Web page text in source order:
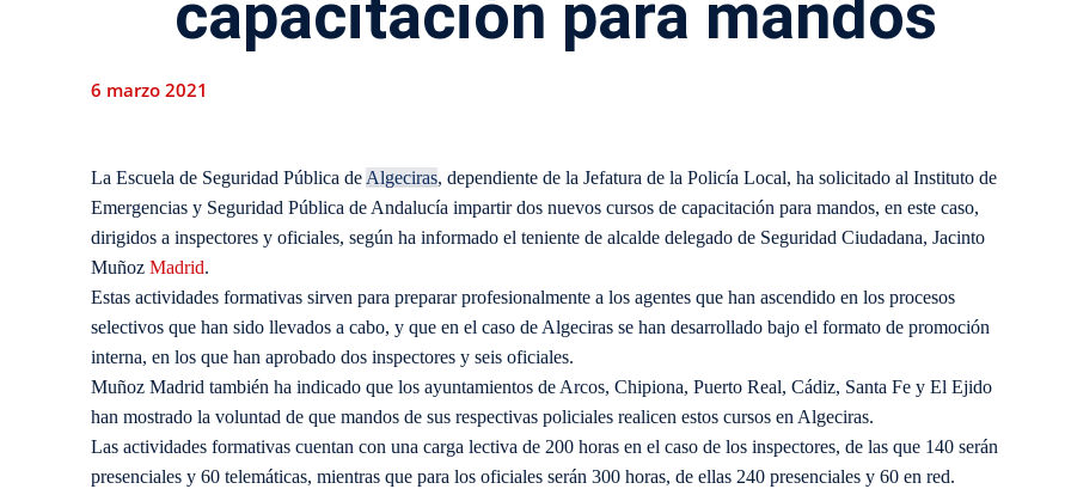
capacitación para mandos
6 marzo 2021
La Escuela de Seguridad Pública de Algeciras, dependiente de la Jefatura de la Policía Local, ha solicitado al Instituto de
Emergencias y Seguridad Pública de Andalucía impartir dos nuevos cursos de capacitación para mandos, en este caso,
dirigidos a inspectores y oficiales, según ha informado el teniente de alcalde delegado de Seguridad Ciudadana, Jacinto
Muñoz Madrid.
Estas actividades formativas sirven para preparar profesionalmente a los agentes que han ascendido en los procesos
selectivos que han sido llevados a cabo, y que en el caso de Algeciras se han desarrollado bajo el formato de promoción
interna, en los que han aprobado dos inspectores y seis oficiales.
Muñoz Madrid también ha indicado que los ayuntamientos de Arcos, Chipiona, Puerto Real, Cádiz, Santa Fe y El Ejido
han mostrado la voluntad de que mandos de sus respectivas policiales realicen estos cursos en Algeciras.
Las actividades formativas cuentan con una carga lectiva de 200 horas en el caso de los inspectores, de las que 140 serán
presenciales y 60 telemáticas, mientras que para los oficiales serán 300 horas, de ellas 240 presenciales y 60 en red.